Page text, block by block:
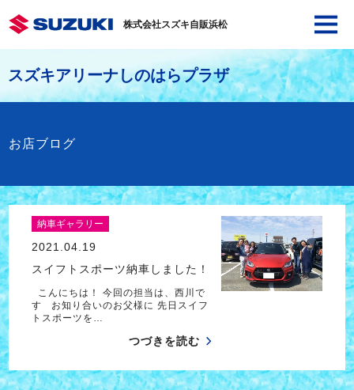
株式会社スズキ自販浜松
スズキアリーナしのはらプラザ
お店ブログ
納車ギャラリー
2021.04.19
スイフトスポーツ納車しました！
こんにちは！ 今回の担当は、西川で
す お知り合いのお父様に 先日スイフ
トスポーツを…
つづきを読む